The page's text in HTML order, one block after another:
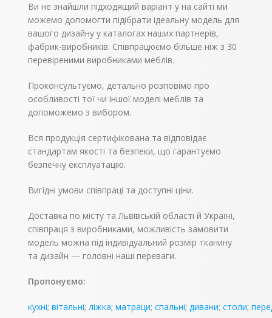
Ви не знайшли підходящий варіант у на сайті ми
можемо допомогти підібрати ідеальну модель для
вашого дизайну у каталогах наших партнерів,
фабрик-виробників. Співпрацюємо більше ніж з 30
перевіреними виробниками меблів.
Проконсультуємо, детально розповімо про
особливості тої чи іншої моделі меблів та
допоможемо з вибором.
Вся продукція сертифікована та відповідає
стандартам якості та безпеки, що гарантуємо
безпечну експлуатацію.
Вигідні умови співпраці та доступні ціни.
Доставка по місту та Львівській області й Україні,
співпраця з виробниками, можливість замовити
модель можна під індивідуальний розмір тканину
та дизайн — головні наші переваги.
Пропонуємо:
кухні;вітальні;ліжка;матраци;спальні;дивани;столи;